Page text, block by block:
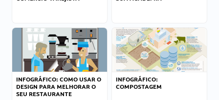
INFOGRÁFICO: COMO USAR O
DESIGN PARA MELHORAR O
SEU RESTAURANTE
INFOGRÁFICO:
COMPOSTAGEM